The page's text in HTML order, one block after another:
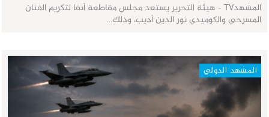
المشهدTV - هيئة التحرير يستعد مجلس مقاطعة أنفا لتكريم الفنان
المسرحي والكوميدي نور الدين أديب، وذلك…
المشهد الدولي